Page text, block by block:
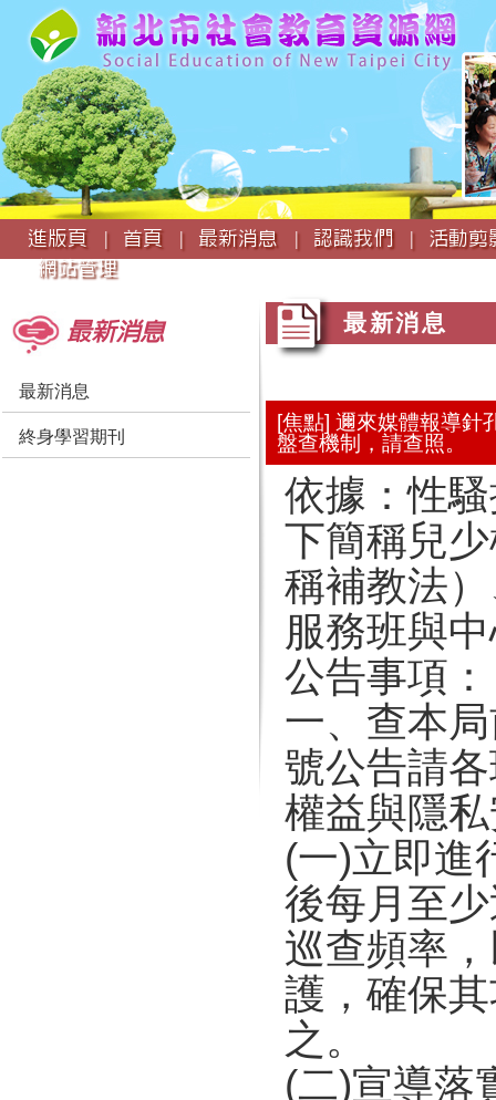
:::
進版頁 |
首頁 | 最新消息 | 認識我們 |
活動
網站管理
最新消息
最新消息
終身學習期刊
最新消息
[焦點] 邇來媒體報導針
盤查機制，請查照。
依據：性
下簡稱兒
稱補教法
服務班與
公告事項：
一、查本
號公告請
權益與隱
(一)立即進
後每月至
巡查頻率
護，確保
之。
(二)宣導落